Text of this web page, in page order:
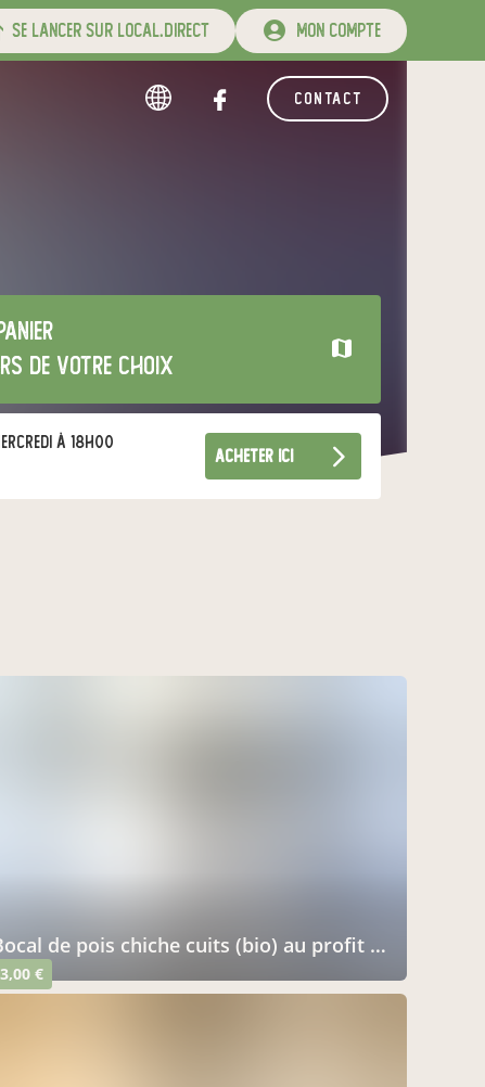
se lancer sur local.direct mon compte
contact
de votre choix
à 18h00
acheter ici
bocal de pois chiche cuits (bio) au profit du secours populaire
3,00 €